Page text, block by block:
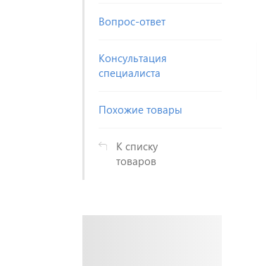
Вопрос-ответ
Консультация
специалиста
Похожие товары
К списку
товаров